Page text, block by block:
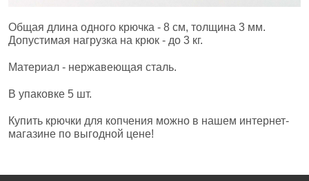
Общая длина одного крючка - 8 см, толщина 3 мм.
Допустимая нагрузка на крюк - до 3 кг.
Материал - нержавеющая сталь.
В упаковке 5 шт.
Купить крючки для копчения можно в нашем интернет-
магазине по выгодной цене!